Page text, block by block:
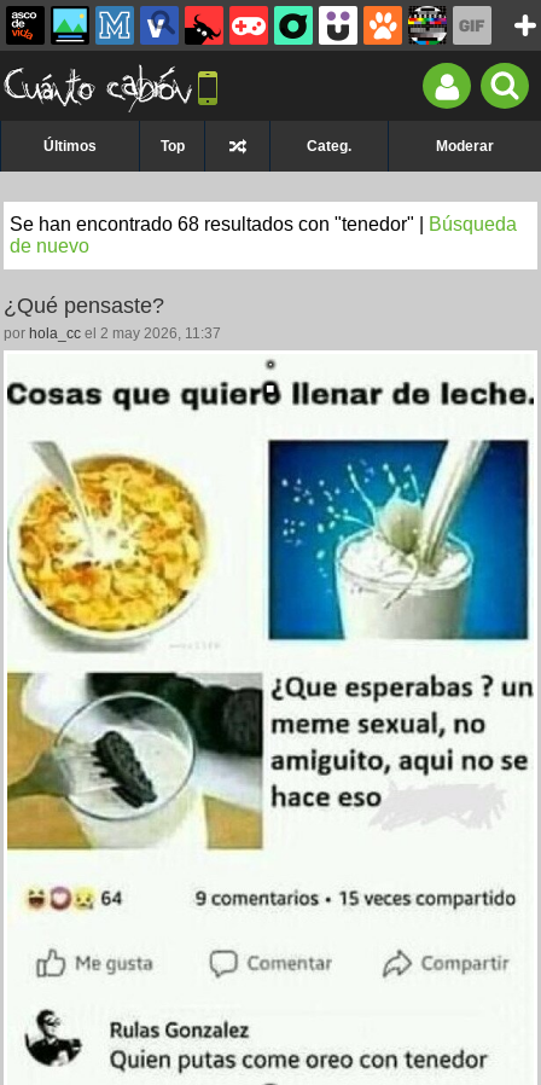
Últimos Top Categ. Moderar
Se han encontrado 68 resultados con "tenedor" |
Búsqueda
de nuevo
¿Qué pensaste?
por hola_cc el 2 may 2026, 11:37